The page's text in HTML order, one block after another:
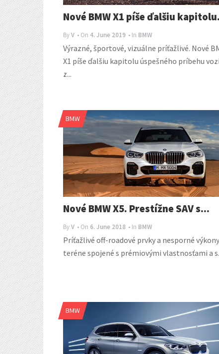
Nové BMW X1 píše ďalšiu
ByV • On 4. June 2019 • In BMW
Výrazné, športové, vizuálne príťažlivé. Nové
X1 píše ďalšiu kapitolu úspešného príbehu
z...
BMW
Nové BMW X5. Prestížne SAV s...
ByV • On 6. June 2018 • In BMW
Príťažlivé off-roadové prvky a nesporné
teréne spojené s prémiovými vlastnosťami a
BMW